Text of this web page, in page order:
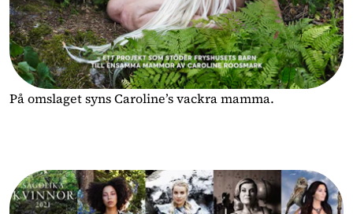
På omslaget syns Caroline’s vackra mamma.